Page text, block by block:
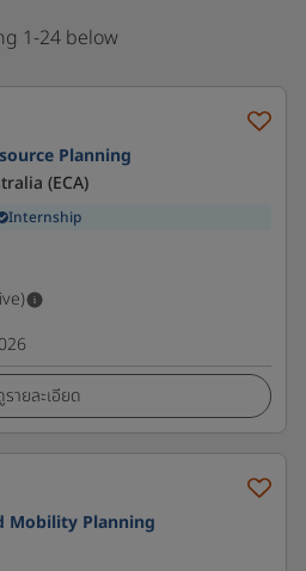
1-24 below
Planning
(ECA)
Internship
รายละเอียด
Mobility Planning